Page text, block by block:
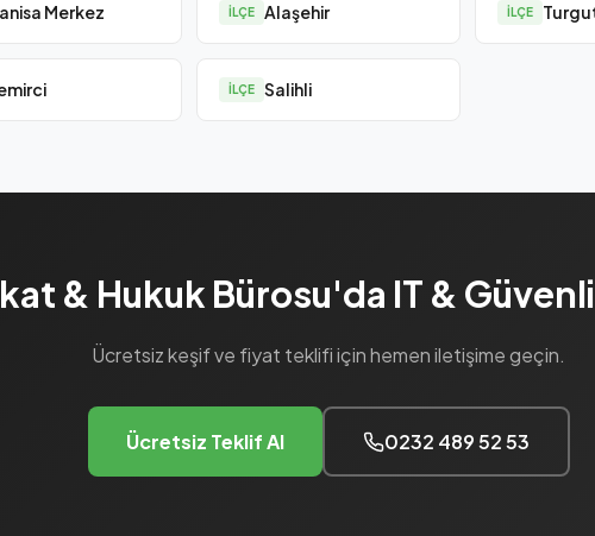
Merkez İLÇE Alaşehir İLÇE
İLÇE Salihli
& Hukuk Bürosu'da IT &
Ücretsiz keşif ve fiyat teklifi için hemen iletişime geçin.
Ücretsiz Teklif Al 0232 489 52 53